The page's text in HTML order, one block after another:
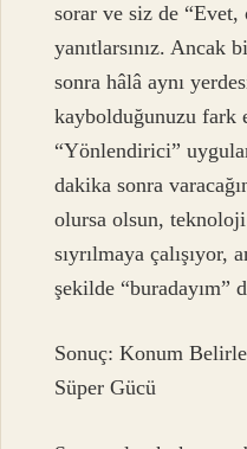
sorar ve siz de “Evet,
yanıtlarsınız. Ancak
sonra hâlâ aynı
kaybolduğunuzu fark
“Yönlendirici”
dakika sonra
olursa olsun,
sıyrılmaya çalışıyor,
şekilde “buradayım”
Sonuç: Konum
Süper Gücü